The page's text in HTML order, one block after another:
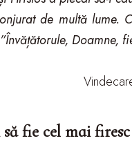
de multă
Doamne,
fie cel mai